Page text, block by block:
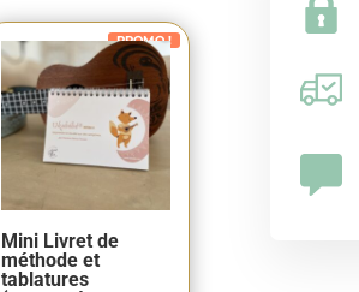
PROMO !
Mini Livret de
méthode et
tablatures